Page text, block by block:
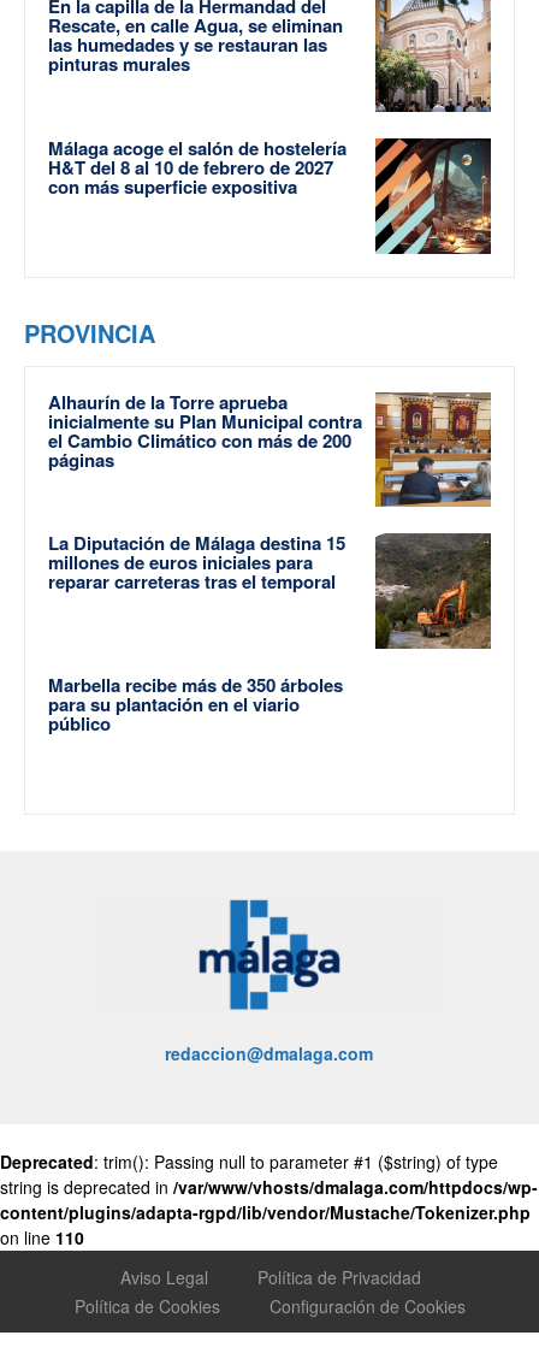
En la capilla de la Hermandad del
Rescate, en calle Agua, se eliminan
las humedades y se restauran las
pinturas murales
Málaga acoge el salón de hostelería
H&T del 8 al 10 de febrero de 2027
con más superficie expositiva
PROVINCIA
Alhaurín de la Torre aprueba
inicialmente su Plan Municipal contra
el Cambio Climático con más de 200
páginas
La Diputación de Málaga destina 15
millones de euros iniciales para
reparar carreteras tras el temporal
Marbella recibe más de 350 árboles
para su plantación en el viario
público
redaccion@dmalaga.com
Deprecated: trim(): Passing null to parameter #1 ($string) of type
string is deprecated in /var/www/vhosts/dmalaga.com/httpdocs/wp-
content/plugins/adapta-rgpd/lib/vendor/Mustache/Tokenizer.php
on line 110
Aviso Legal
Política de Privacidad
Política de Cookies
Configuración de Cookies